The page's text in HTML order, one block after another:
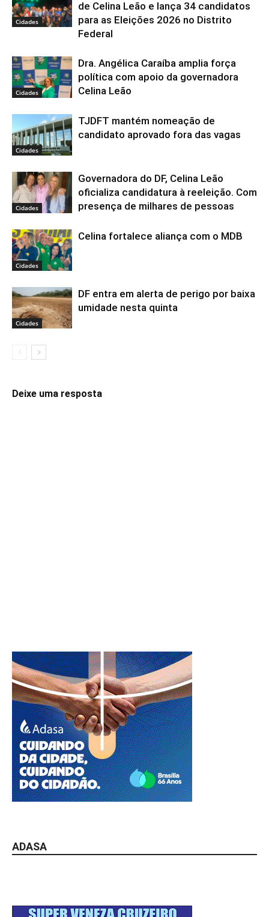
Cidades
de Celina Leão e lança 34 candidatos
para as Eleições 2026 no Distrito
Federal
Cidades
Dra. Angélica Caraíba amplia força
política com apoio da governadora
Celina Leão
Cidades
TJDFT mantém nomeação de
candidato aprovado fora das vagas
Cidades
Governadora do DF, Celina Leão
oficializa candidatura à reeleição. Com
presença de milhares de pessoas
Cidades
Celina fortalece aliança com o MDB
Cidades
DF entra em alerta de perigo por baixa
umidade nesta quinta
Deixe uma resposta
ADASA